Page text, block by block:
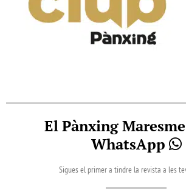
El Pànxing
WhatsApp
Sigues el primer a tindre la revista a les